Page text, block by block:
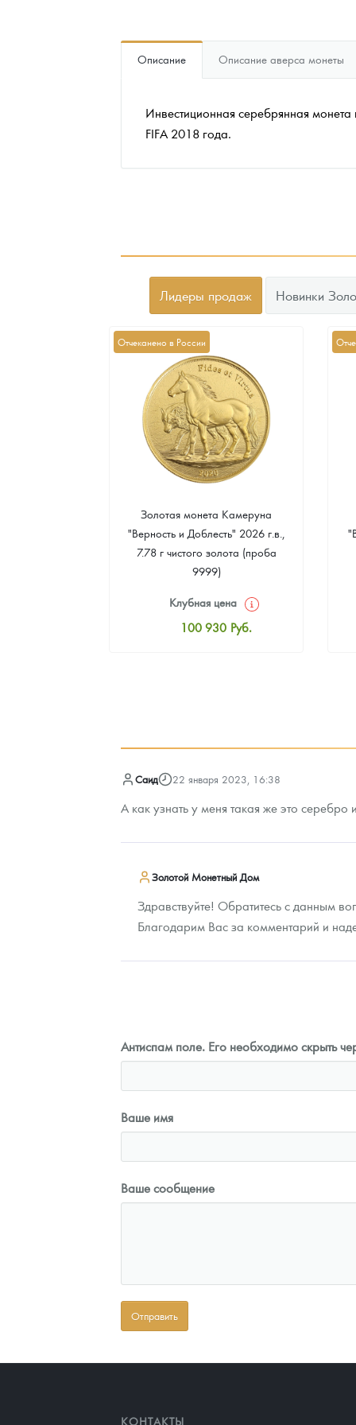
Монеты и жетоны из недрагоценных металлов
Описание Описание аверса монеты
Инвестиционная серебрянная
FIFA 2018 года.
Лидеры продаж Новинки
Отчеканено в России
Золотая монета Камеруна
"Верность и Доблесть" 2026 г.в.,
7.78 г чистого золота (проба
9999)
Клубная цена
100 930 Руб.
Саид 22 января 2023, 16:38
А как узнать у меня такая же это серебро
Золотой Монетный Дом
Здравствуйте! Обратитесь с данным
Благодарим Вас за комментарий и
Антиспам поле. Его необходимо скрыть
Ваше имя
Ваше сообщение
КОНТАКТЫ